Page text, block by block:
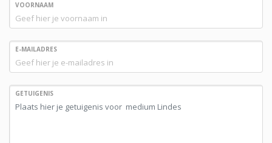
VOORNAAM
E-MAILADRES
GETUIGENIS